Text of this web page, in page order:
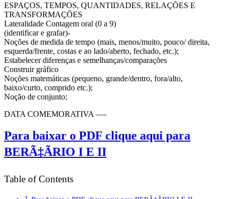
ESPAÇOS, TEMPOS, QUANTIDADES, RELAÇÕES E
TRANSFORMAÇÕES
Lateralidade Contagem oral (0 a 9)
(identificar e grafar)-
Noções de medida de tempo (mais, menos/muito, pouco/ direita,
esquerda/frente, costas e ao lado/aberto, fechado, etc.);
Estabelecer diferenças e semelhanças/comparações
Construir gráfico
Noções matemáticas (pequeno, grande/dentro, fora/alto,
baixo/curto, comprido etc.);
Noção de conjunto;
DATA COMEMORATIVA —-
Para baixar o PDF clique aqui para
BERÃ‡ÃRIO I E II
Table of Contents